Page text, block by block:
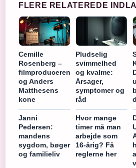
FLERE RELATEREDE
Cemille
Rosenberg –
filmproduceren
og Anders
Matthesens
kone
Pludselig
svimmelhed
og kvalme:
Årsager,
symptomer og
råd
Janni
Pedersen:
mandens
sygdom, bøger
og familieliv
Hvor mange
timer må man
arbejde som
16-årig? Få
reglerne her